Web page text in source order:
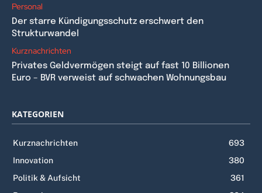
Personal
Der starre Kündigungsschutz erschwert den
Strukturwandel
Kurznachrichten
Privates Geldvermögen steigt auf fast 10 Billionen
Euro – BVR verweist auf schwachen Wohnungsbau
KATEGORIEN
Kurznachrichten
693
Innovation
380
Politik & Aufsicht
361